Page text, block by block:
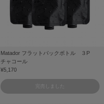
Matador フラットパックボトル ３P
チャコール
¥5,170
完売しました